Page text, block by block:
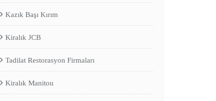
Kazık Başı Kırım
Kiralık JCB
Tadilat Restorasyon Firmaları
Kiralık Manitou